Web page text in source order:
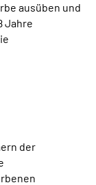
ausüben und
Jahre
der